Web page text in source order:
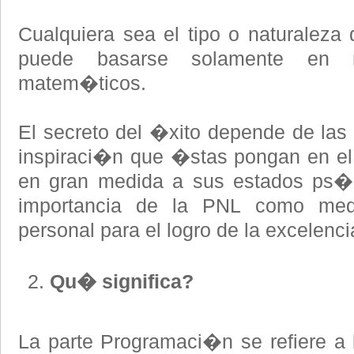
Cualquiera sea el tipo o naturaleza
puede basarse solamente
matem�ticos.
El secreto del �xito depende de
inspiraci�n que �stas pongan en
en gran medida a sus estados
importancia de la PNL como
personal para el logro de la
Qu� significa?
La parte Programaci�n se refiere a